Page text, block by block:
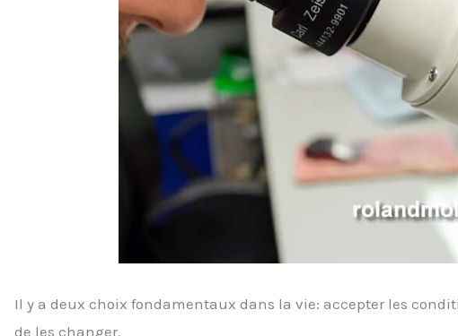
Il y a deux choix fondamentaux dans la vie: accepter les
de les changer.